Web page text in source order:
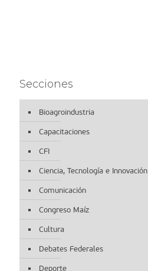
Secciones
Bioagroindustria
Capacitaciones
CFI
Ciencia, Tecnología e Innovación
Comunicación
Congreso Maíz
Cultura
Debates Federales
Deporte